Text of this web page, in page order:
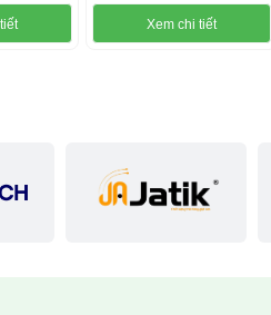
Xem chi tiết